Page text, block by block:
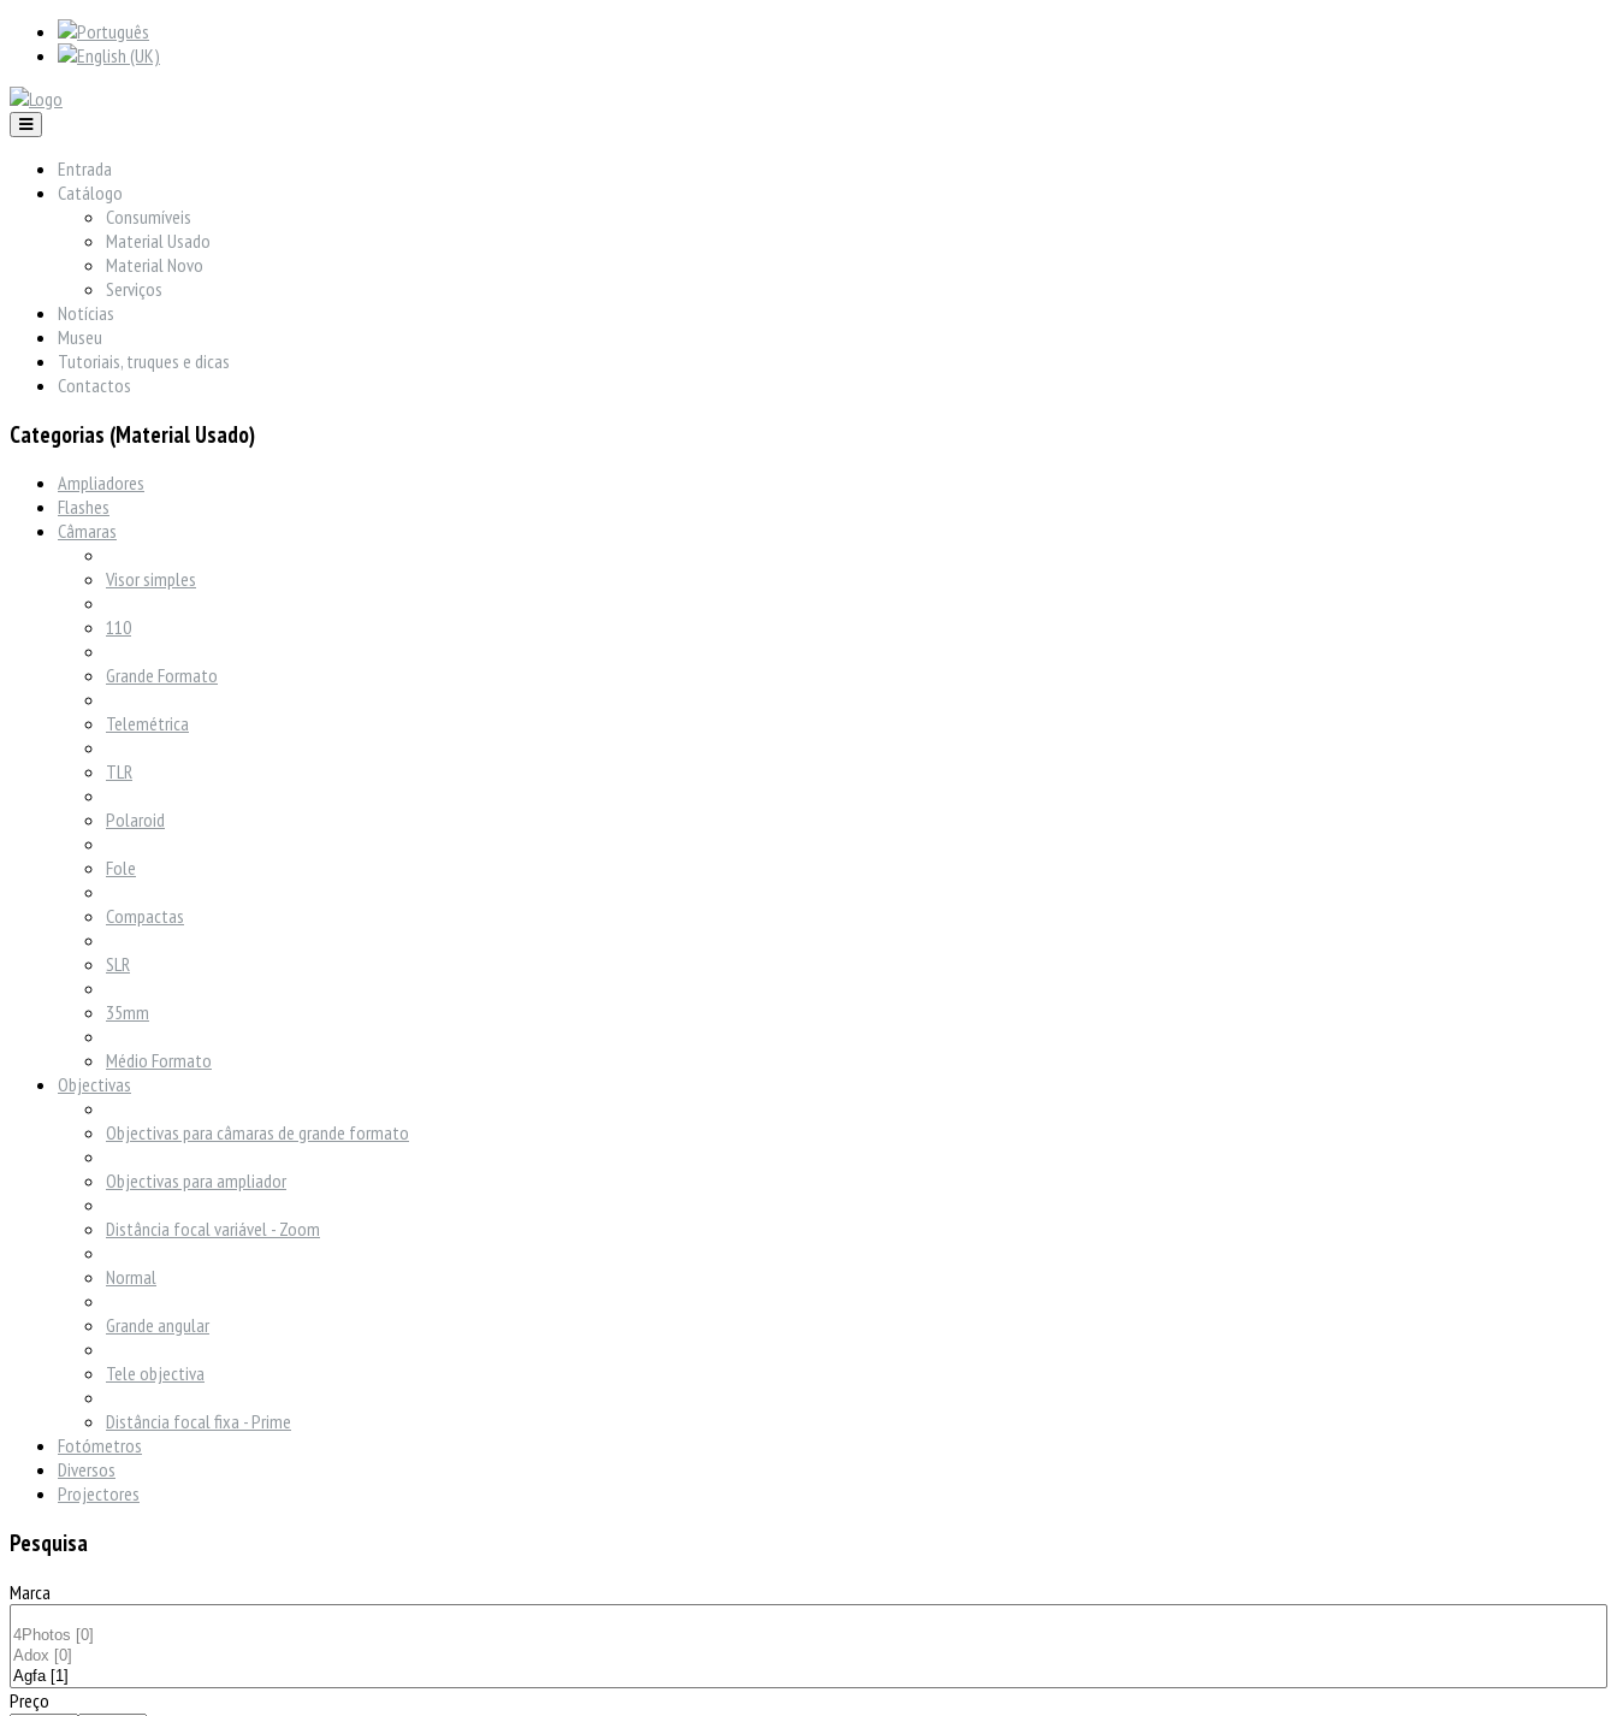
Entrada
Catálogo
Consumíveis
Material Usado
Material Novo
Serviços
Notícias
Museu
Tutoriais, truques e dicas
Contactos
Categorias (Material Usado)
Ampliadores
Flashes
Câmaras
Visor simples
110
Grande Formato
Telemétrica
TLR
Polaroid
Fole
Compactas
SLR
35mm
Médio Formato
Objectivas
Objectivas para câmaras de grande formato
Objectivas para ampliador
Distância focal variável - Zoom
Normal
Grande angular
Tele objectiva
Distância focal fixa - Prime
Fotómetros
Diversos
Projectores
Pesquisa
Marca
Preço